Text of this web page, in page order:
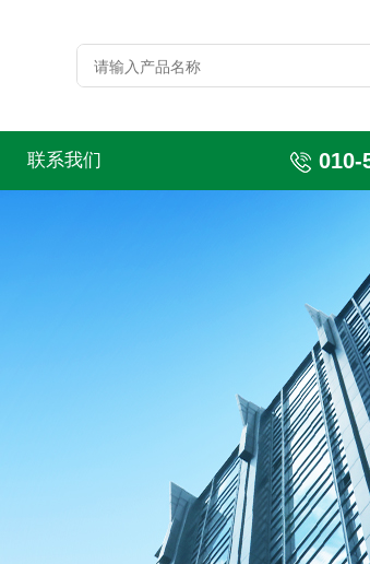
联系我们 010-